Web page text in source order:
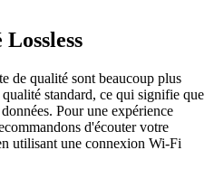
de qualité sont beaucoup plus
standard, ce qui signifie que
Pour une expérience
d'écouter votre
utilisant une connexion Wi-Fi